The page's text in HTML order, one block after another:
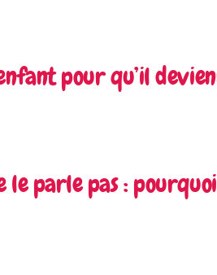
pour qu’il
le parle pas :